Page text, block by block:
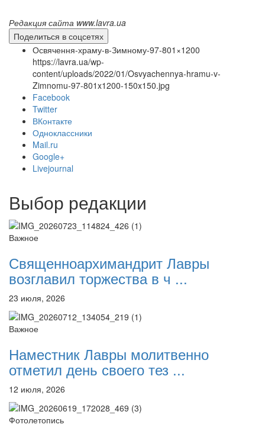
Онлайн трансляции
12 сентября 2015
12 сентября 2015
12 сентября 2015
12 сентября 2015
12 сентября 2015
12 сентября 2015
12 сентября 2015Название трансляции
Перейти к архиву
Редакция сайта www.lavra.ua
Поделиться в соцсетях
Освячення-храму-в-Зимному-97-801×1200
https://lavra.ua/wp-
content/uploads/2022/01/Osvyachennya-hramu-v-
Zimnomu-97-801x1200-150x150.jpg
Facebook
Twitter
ВКонтакте
Одноклассники
Mail.ru
Google+
Livejournal
Выбор редакции
Важное
Священноархимандрит Лавры
возглавил торжества в ч ...
23 июля, 2026
Важное
Наместник Лавры молитвенно
отметил день своего тез ...
12 июля, 2026
Фотолетопись